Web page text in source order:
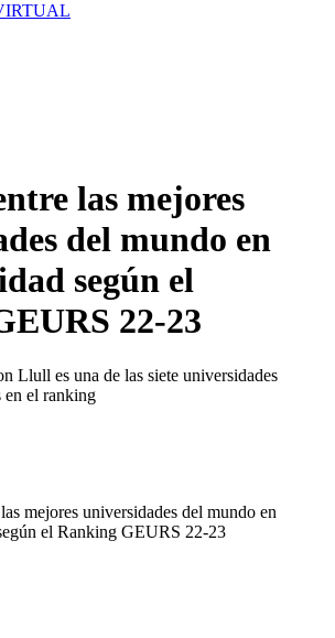
las mejores
del mundo en
según el
22-23
Llull es una de las siete universidades
en el ranking
mejores universidades del mundo en
el Ranking GEURS 22-23